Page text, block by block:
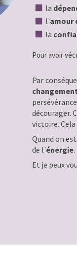
la
l'amour
la
Pour avoir
Par
décourager.
victoire.
Quand on
de l'énergie.
Et je peux